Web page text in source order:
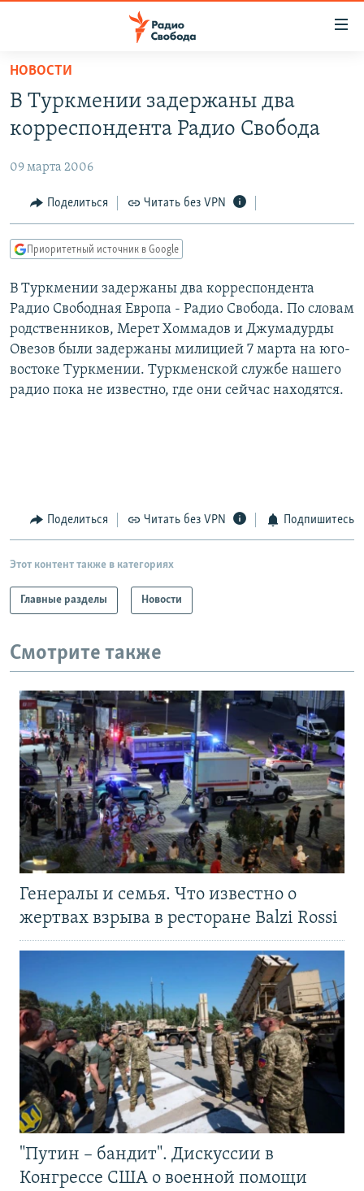
упрощенного
доступа
основному
Вернутся
главной
навигации
Вернутся
поиску
ПОДКАСТЫ
АВТОРСКИЕ ПРОЕКТЫ
ЦИТАТЫ СВОБОДЫ
МНЕНИЯ
IDEL.РЕАЛИИ
КАВКАЗ.РЕАЛИИ
СЕВЕР.РЕАЛИИ
СИБИРЬ.РЕАЛИИ
РАСПИСАНИЕ ВЕЩАНИЯ
Все сайты РСЕ/РС
НОВОСТИ
В Туркмении задержаны два
корреспондента Радио Свобода
09 марта 2006
Поделиться Читать без VPN
Приоритетный источник в Google
В Туркмении задержаны два корреспондента
Радио Свободная Европа - Радио Свобода. По словам
родственников, Мерет Хоммадов и Джумадурды
Овезов были задержаны милицией 7 марта на юго-
востоке Туркмении. Туркменской службе нашего
радио пока не известно, где они сейчас находятся.
Поделиться Читать без VPN Подпишитесь
Этот контент также в категориях
Главные разделы Новости
Смотрите также
Генералы и семья. Что известно о
жертвах взрыва в ресторане Balzi Rossi
"Путин – бандит". Дискуссии в
Конгрессе США о военной помощи